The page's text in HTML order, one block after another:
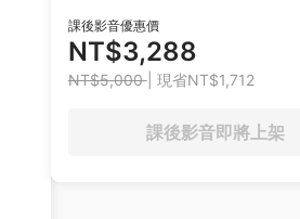
課後影音優惠價
NT$3,288
NT$5,000| 現省NT$1,712
課後影音即將上架